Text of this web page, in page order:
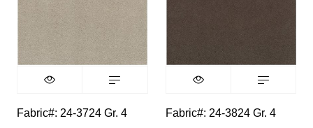
Fabric#: 24-3724 Gr. 4 Fabric#: 24-3824 Gr. 4